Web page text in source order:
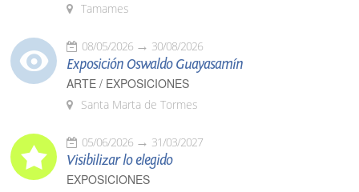
Tamames
08/05/2026 30/08/2026
Exposición Oswaldo Guayasamín
ARTE / EXPOSICIONES
Santa Marta de Tormes
05/06/2026 31/03/2027
Visibilizar lo elegido
EXPOSICIONES